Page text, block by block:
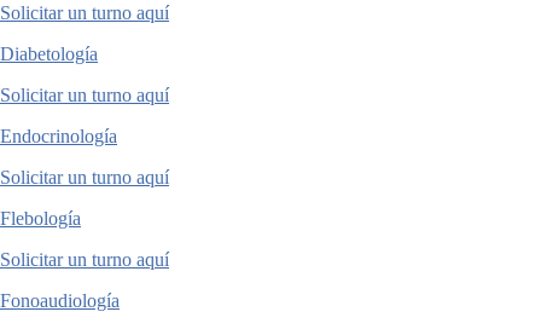
Solicitar un turno aquí
Diabetología
Solicitar un turno aquí
Endocrinología
Solicitar un turno aquí
Flebología
Solicitar un turno aquí
Fonoaudiología